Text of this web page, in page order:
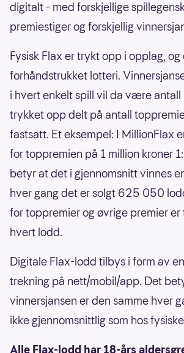
digitalt - med forskjellige
premiestiger og forskjellig
Fysisk Flax er trykt opp i opplag, og
forhåndstrukket lotteri.
i hvert enkelt spill vil da være antall
trykket opp delt på antall
fastsatt. Et eksempel: I MillionFlax
for toppremien på 1 million kroner
betyr at det i gjennomsnitt vinnes
hver gang det er solgt 625 050
for toppremier og øvrige premier
hvert lodd.
Digitale Flax-lodd tilbys i form av
trekning på nett/mobil/app. Det
vinnersjansen er den samme hver
ikke gjennomsnittlig som hos
Alle Flax-lodd har 18-års